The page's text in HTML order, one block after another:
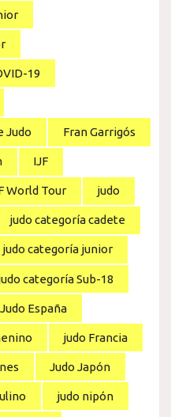
19
Judo Fran Garrigós
IJF
World Tour judo
judo categoría cadete
judo categoría junior
categoría Sub-18
Judo España
judo Francia
Judo Japón
judo nipón